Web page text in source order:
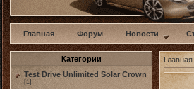
Главная Форум Новости
Категории
Test Drive Unlimited Solar Crown
[1]
Главная